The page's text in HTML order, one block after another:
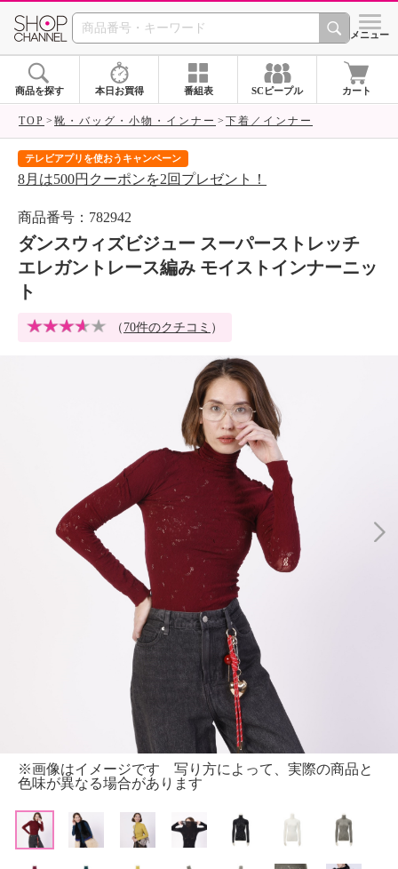
SHOP CHANNEL シメニュー
商品を探す 本日お買得 番組表 SCピープル カート
TOP 靴・バッグ・小物・インナー 下着／インナー
テレビアプリを使おうキャンペーン
8月は500円クーポンを2回プレゼント！
商品番号：782942
ダンスウィズビジュー スーパーストレッチ
エレガントレース編み モイストインナーニッ
ト
（ 70件のクチコミ ）
※画像はイメージです 写り方によって、実際の商品と
色味が異なる場合があります